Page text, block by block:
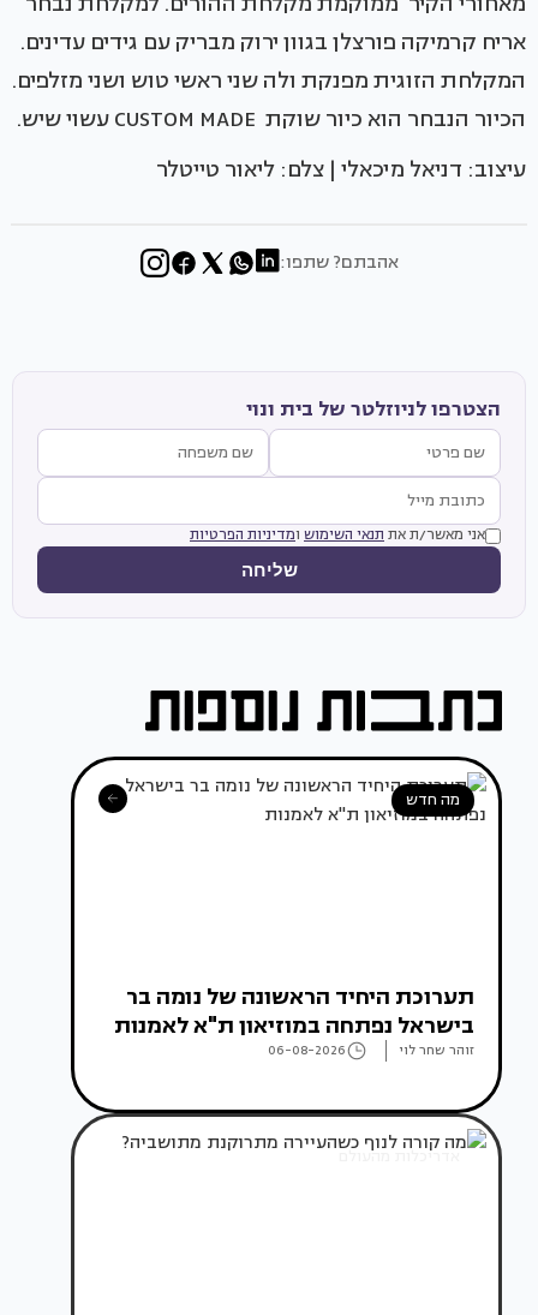
אריח קרמיקה פורצלן בגוון ירוק מבריק עם גידים עדינים.
המקלחת הזוגית מפנקת ולה שני ראשי טוש ושני מזלפים.
הכיור הנבחר הוא כיור שוקת CUSTOM MADE עשוי שיש.
עיצוב: דניאל מיכאלי | צלם: ליאור טייטלר
אהבתם? שתפו:
הצטרפו לניוזלטר של בית ונוי
אני מאשר/ת את תנאי השימוש ומדיניות הפרטיות
שליחה
מה חדש
תערוכת היחיד הראשונה של נומה בר
בישראל נפתחה במוזיאון ת"א לאמנות
זוהר שחר לוי 06-08-2026
אדריכלות מהעולם